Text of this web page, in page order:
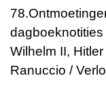
78.
Wilhelm II,
Ranuccio /